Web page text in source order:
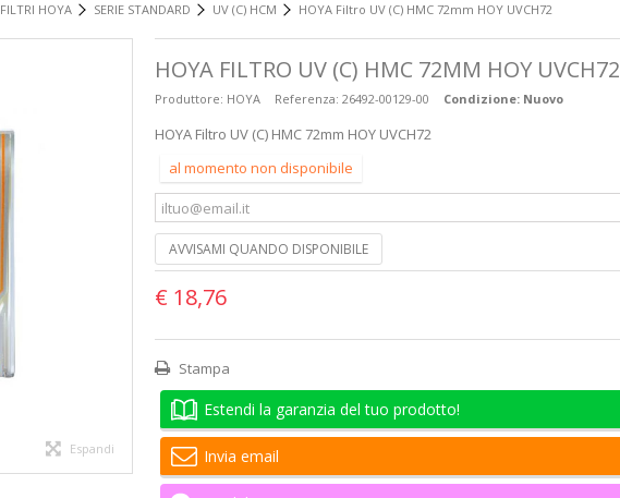
FILTRI HOYA SERIE STANDARD UV (C) HCM HOYA Filtro UV (C) HMC 72mm HOY UVCH72
Espandi
HOYA FILTRO UV (C) HMC 72MM HOY UVCH72
Produttore: HOYA Referenza: 26492-00129-00 Condizione: Nuovo
HOYA Filtro UV (C) HMC 72mm HOY UVCH72
al momento non disponibile
AVVISAMI QUANDO DISPONIBILE
€ 18,76
Stampa
Estendi la garanzia del tuo prodotto!
Invia email